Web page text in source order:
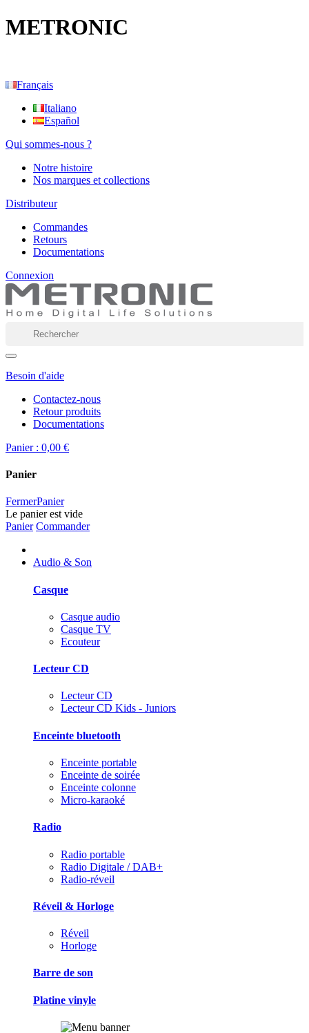
METRONIC
Français
Italiano
Español
Qui sommes-nous ?
Notre histoire
Nos marques et collections
Distributeur
Commandes
Retours
Documentations
Connexion
Besoin d'aide
Contactez-nous
Retour produits
Documentations
Panier : 0,00 €
Panier
FermerPanier
Le panier est vide
Panier Commander
Audio & Son
Casque
Casque audio
Casque TV
Ecouteur
Lecteur CD
Lecteur CD
Lecteur CD Kids - Juniors
Enceinte bluetooth
Enceinte portable
Enceinte de soirée
Enceinte colonne
Micro-karaoké
Radio
Radio portable
Radio Digitale / DAB+
Radio-réveil
Réveil & Horloge
Réveil
Horloge
Barre de son
Platine vinyle